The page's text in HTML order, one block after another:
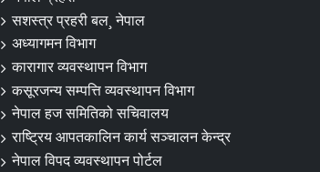
सशस्त्र प्रहरी बल¸ नेपाल
अध्यागमन विभाग
कारागार व्यवस्थापन विभाग
कसूरजन्य सम्पत्ति व्यवस्थापन विभाग
नेपाल हज समितिको सचिवालय
राष्ट्रिय आपतकालिन कार्य सञ्चालन केन्द्र
नेपाल विपद व्यवस्थापन पोर्टल